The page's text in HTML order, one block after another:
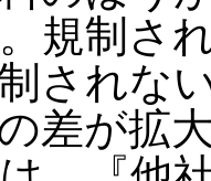
規制さ
されな
差が拡